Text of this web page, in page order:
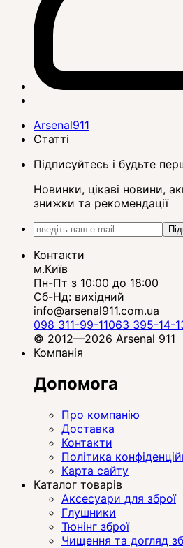
Arsenal911
Статті
Підписуйтесь і будьте
Новинки, цікаві новини,
знижки та рекомендації
Контакти
м.Київ
Пн-Пт з 10:00 до 18:00
Сб-Нд: вихідний
info@arsenal911.com.ua
098 311-99-11063 395-14-
© 2012—2026 Arsenal 911
Компанія
Допомога
Про компанію
Доставка
Контакти
Політика
Карта сайту
Каталог товарів
Аксесуари для зброї
Глушники
Тюнінг зброї
Чищення та догляд